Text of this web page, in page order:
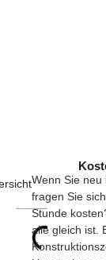
Wenn Sie neu
fragen Sie
Stunde
alle gleich ist.